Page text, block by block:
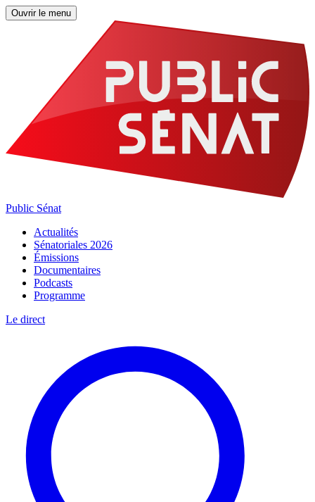
Ouvrir le menu
Public Sénat
Actualités
Sénatoriales 2026
Émissions
Documentaires
Podcasts
Programme
Le direct